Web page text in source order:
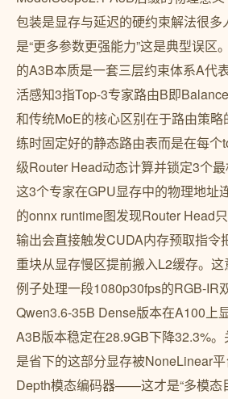
包装是显存与延迟的硬约束解法很多
是“更多参数更强能力”这是典型误区
的A3B本质是一套三层约束体系A代
活感知3指Top-3专家路由B即
和传统MoE的核心区别在于路由策
练时固定好的静态路由表而是在每个
级Router Head动态计算并锁定3个
这3个专家在GPU显存中的物理地址
的onnx runtime图发现Router Head
输出会直接触发CUDA内存预取指令
重块从显存慢区提前搬入L2缓存。
例子处理一段1080p30fps的RGB-IR
Qwen3.6-35B Dense版本在A100上
A3B版本稳定在28.9GB下降32.3%
是省下的这部分显存被NoneLinear
Depth模态编码器——这才是“多模态